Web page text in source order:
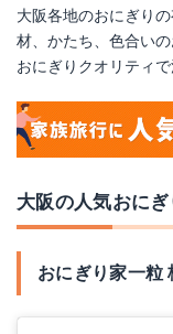
大阪各地のおにぎり
材、かたち、色合い
おにぎりクオリティ
大阪の人気おに
おにぎり家一粒